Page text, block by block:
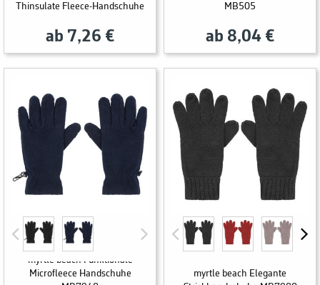
Thinsulate Fleece-Handschuhe
ab 7,26 €
MB505
ab 8,04 €
myrtle beach Funktionale
Microfleece Handschuhe
myrtle beach Elegante